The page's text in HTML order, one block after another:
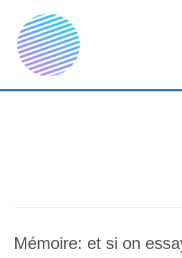
contenu
Mémoire: et si on